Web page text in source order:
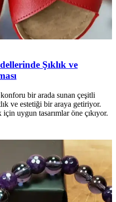
Şıklık ve
bir arada sunan çeşitli
ve estetiği bir araya getiriyor.
uygun tasarımlar öne çıkıyor.